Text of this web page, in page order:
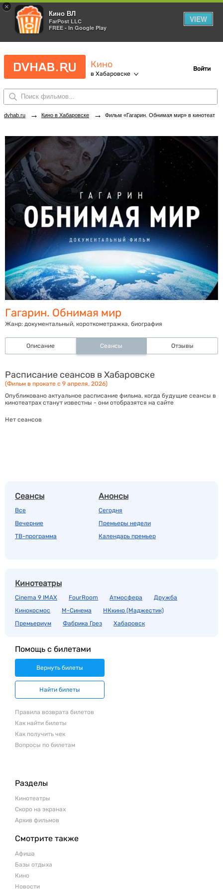
×
Кино ВЛ
FarPost LLC
FREE - In Google Play
VIEW
Кино
в Хабаровске
Войти
dvhab.ru → Кино в Хабаровске → Фильм «Гагарин. Обнимая мир» в кинотеатрах Хабаровска. Купить билеты!
Гагарин. Обнимая мир
Жанр: документальный, короткометражка, биография
Описание Сеансы Отзывы
Расписание сеансов в Хабаровске
(Фильм в прокате с 9 апреля, 2026)
Опубликовано актуальное расписание фильма, когда будущие сеансы в
кинотеатрах станут известны - они отобразятся на сайте
Нет сеансов
Сеансы
Все
Вечерние
ТВ-программа
Анонсы
Сегодня
Премьеры недели
Календарь премьер
Кинотеатры
Cinema 9 IMAX FourRoom Атмосфера
Дружба
Кинокосмос
М-Синема
НКкино (Маджестик)
Премьериум
Фабрика Грез Хабаровск
Помощь с билетами
Вернуть билеты
Найти билеты
Правила возврата билетов
Как найти билеты
Как получить чек
Вопросы по билетам
Разделы
Кинотеатры
Скоро на экранах
Архив фильмов
Смотрите также
Афиша
Базы отдыха
Кино
Новости